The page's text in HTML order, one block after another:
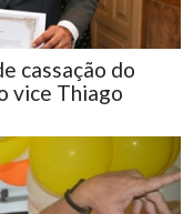
cassação do
vice Thiago